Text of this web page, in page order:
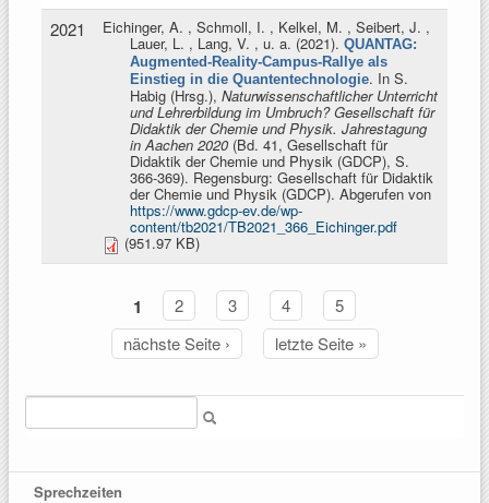
2021 Eichinger, A. , Schmoll, I. , Kelkel, M. , Seibert, J. ,
Lauer, L. , Lang, V. , u. a. (2021). QUANTAG:
Augmented-Reality-Campus-Rallye als
Einstieg in die Quantentechnologie. In S.
Habig (Hrsg.), Naturwissenschaftlicher Unterricht
und Lehrerbildung im Umbruch? Gesellschaft für
Didaktik der Chemie und Physik. Jahrestagung
in Aachen 2020 (Bd. 41, Gesellschaft für
Didaktik der Chemie und Physik (GDCP), S.
366-369). Regensburg: Gesellschaft für Didaktik
der Chemie und Physik (GDCP). Abgerufen von
https://www.gdcp-ev.de/wp-
content/tb2021/TB2021_366_Eichinger.pdf
(951.97 KB)
1 2 3 4
5
nächste Seite ›
letzte Seite »
Sprechzeiten